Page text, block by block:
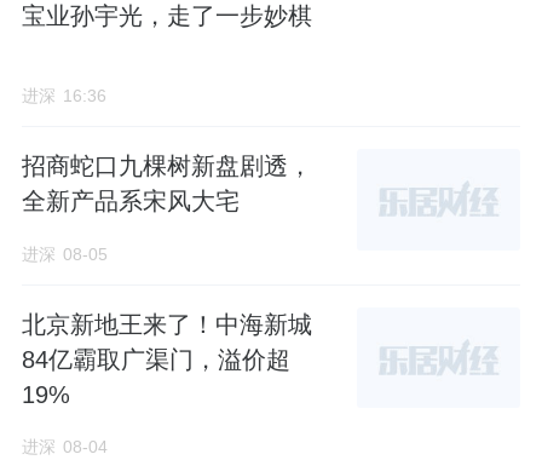
宝业孙宇光，走了一步妙棋
进深 16:36
招商蛇口九棵树新盘剧透，
全新产品系宋风大宅
进深 08-05
北京新地王来了！中海新城
84亿霸取广渠门，溢价超
19%
进深 08-04